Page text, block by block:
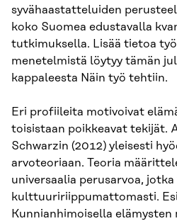
syvähaastatteluiden
koko Suomea edustavalla
tutkimuksella. Lisää tietoa
menetelmistä löytyy tämän
kappaleesta Näin työ tehtiin.
Eri profiileita motivoivat
toisistaan poikkeavat tekijät.
Schwarzin (2012) yleisesti
arvoteoriaan. Teoria
universaalia perusarvoa,
kulttuuririippumattomasti.
Kunnianhimoisella elämysten